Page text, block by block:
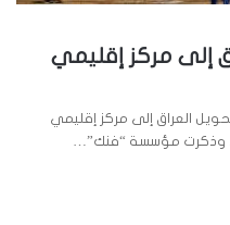
إلى مركز إقليمي
العراق إلى مركز إقليمي
وذكرت مؤسسة “فنك”…